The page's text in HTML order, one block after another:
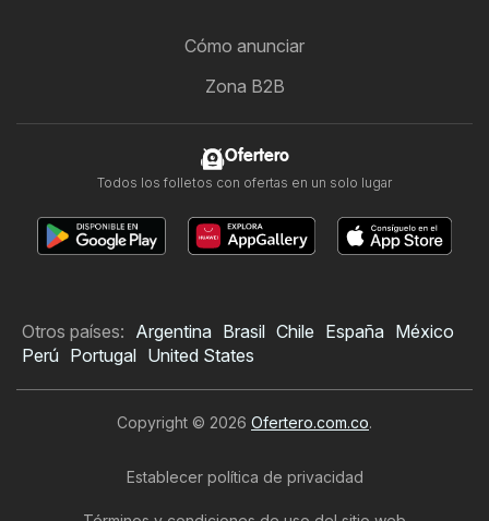
Cómo anunciar
Zona B2B
Ofertero
Todos los folletos con ofertas en un solo lugar
Otros países: Argentina Brasil Chile España México
Perú Portugal United States
Copyright © 2026 Ofertero.com.co.
Establecer política de privacidad